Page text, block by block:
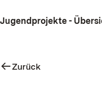
Jugendprojekte -
Zurück